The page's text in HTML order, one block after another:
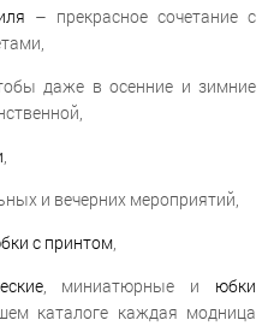
– прекрасное сочетание с
даже в осенние и зимние
,
и вечерних мероприятий,
с принтом,
, миниатюрные и юбки
каталоге каждая модница